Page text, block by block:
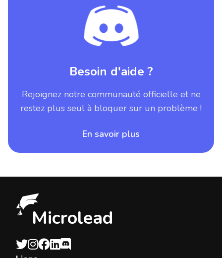
Besoin d'aide ?
Rejoignez notre communauté officielle et ne
restez plus seul à bloquer sur un problème !
En savoir plus
Microlead